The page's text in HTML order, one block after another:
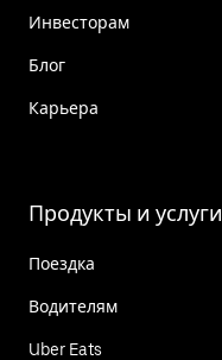
Инвесторам
Блог
Карьера
Продукты и услуги
Поездка
Водителям
Uber Eats